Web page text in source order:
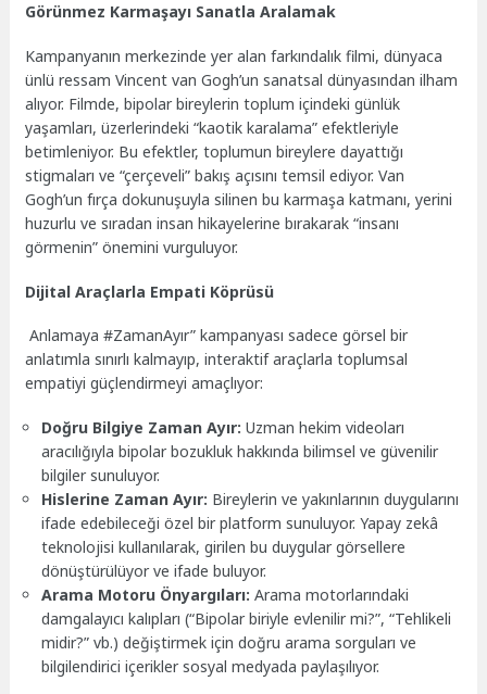
Görünmez Karmaşayı Sanatla Aralamak
Kampanyanın merkezinde yer alan farkındalık filmi, dünyaca
ünlü ressam Vincent van Gogh’un sanatsal dünyasından ilham
alıyor. Filmde, bipolar bireylerin toplum içindeki günlük
yaşamları, üzerlerindeki “kaotik karalama” efektleriyle
betimleniyor. Bu efektler, toplumun bireylere dayattığı
stigmaları ve “çerçeveli” bakış açısını temsil ediyor. Van
Gogh’un fırça dokunuşuyla silinen bu karmaşa katmanı, yerini
huzurlu ve sıradan insan hikayelerine bırakarak “insanı
görmenin” önemini vurguluyor.
Dijital Araçlarla Empati Köprüsü
Anlamaya #ZamanAyır” kampanyası sadece görsel bir
anlatımla sınırlı kalmayıp, interaktif araçlarla toplumsal
empatiyi güçlendirmeyi amaçlıyor:
Doğru Bilgiye Zaman Ayır:Uzman hekim videoları
aracılığıyla bipolar bozukluk hakkında bilimsel ve güvenilir
bilgiler sunuluyor.
Hislerine Zaman Ayır: Bireylerin ve yakınlarının duygularını
ifade edebileceği özel bir platform sunuluyor. Yapay zekâ
teknolojisi kullanılarak, girilen bu duygular görsellere
dönüştürülüyor ve ifade buluyor.
Arama Motoru Önyargıları:Arama motorlarındaki
damgalayıcı kalıpları (“Bipolar biriyle evlenilir mi?”, “Tehlikeli
midir?” vb.) değiştirmek için doğru arama sorguları ve
bilgilendirici içerikler sosyal medyada paylaşılıyor.